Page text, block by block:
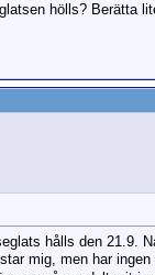
hölls? Berätta
hålls den 21.9.
mig, men har